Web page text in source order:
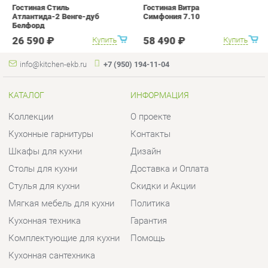
КАТАЛОГ
Коллекции
Шкафы для кухни
Мягкая мебель для кухни
Кухонная техника
Комплектующие для кухни
Кухонная сантехника
ИНФОРМАЦИЯ
О проекте
Дизайн
Политика
Гарантия
Помощь
ГОРОДА
Весь мир
Екатеринбург
Шоурум и склад самовывоза
Адрес: г.Екатеринбург,
Уральских рабочих, 54